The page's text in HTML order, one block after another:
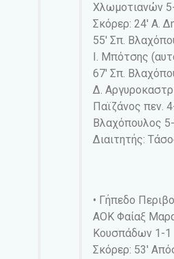
Χλωμοτιανών
Σκόρερ: 24′ Α.
55′ Σπ.
Ι. Μπότσης
67′ Σπ.
Δ.
Παϊζάνος πεν.
Βλαχόπουλος
Διαιτητής:
• Γήπεδο
ΑΟΚ Φαίαξ
Κουσπάδων 1-1
Σκόρερ: 53′